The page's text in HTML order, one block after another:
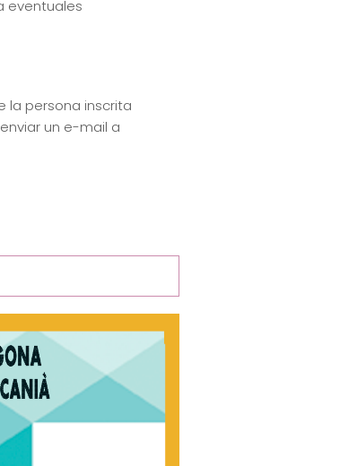
eventuales
la persona inscrita
un e-mail a